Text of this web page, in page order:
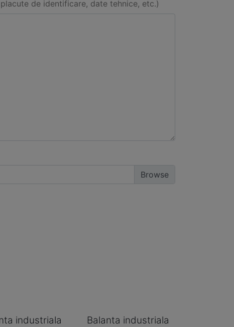
de identificare, date tehnice, etc.)
industriala
Balanta industriala